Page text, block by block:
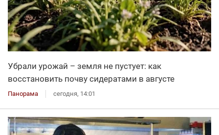
Убрали урожай – земля не пустует: как
восстановить почву сидератами в августе
Панорама сегодня, 14:01